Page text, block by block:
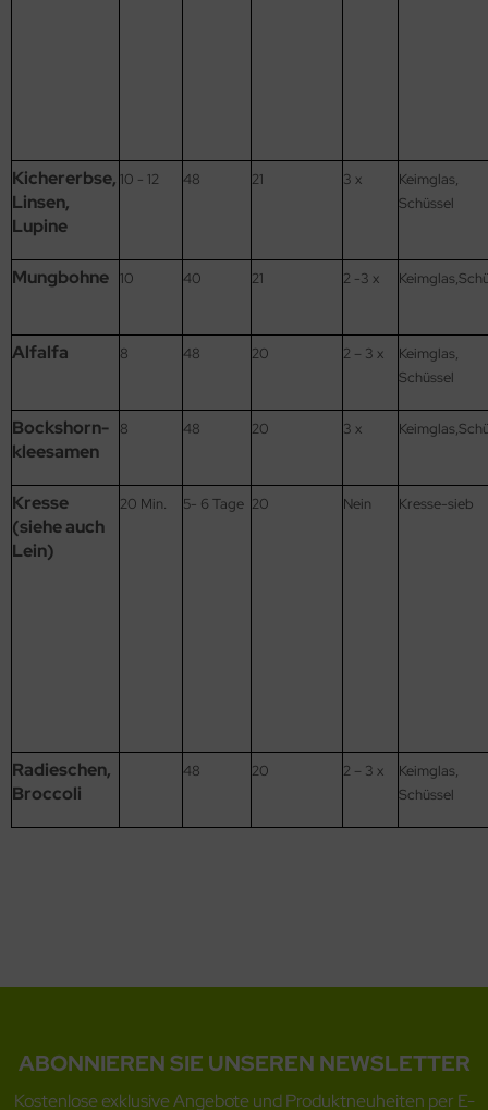
Kichererbse,
Linsen,
Lupine
10 - 12 48 21 3 x
Keimglas,
Schüssel
Mungbohne 10 40 21 2 -3 x
Alfalfa 8 48 20 2 – 3 x
Keimglas,
Schüssel
Bockshorn-
kleesamen
8 48 20 3 x
Kresse
(siehe auch
Lein)
20 Min. 5- 6 Tage 20 Nein Kresse-sieb
Radieschen,
Broccoli
48 20 2 – 3 x
Keimglas,
Schüssel
ABONNIEREN SIE UNSEREN NEWSLETTER
Kostenlose exklusive Angebote und Produktneuheiten per E-